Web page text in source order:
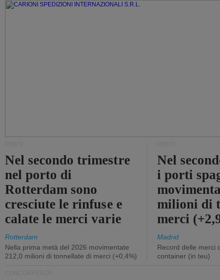
Nel secondo trimestre
nel porto di
Rotterdam sono
cresciute le rinfuse e
calate le merci varie
Rotterdam
Nella prima metà del 2026 movimentate
212,0 milioni di tonnellate di merci (+0,4%)
Nel
i porti
milioni di
merci
Madrid
Record delle merci
container (in teu)